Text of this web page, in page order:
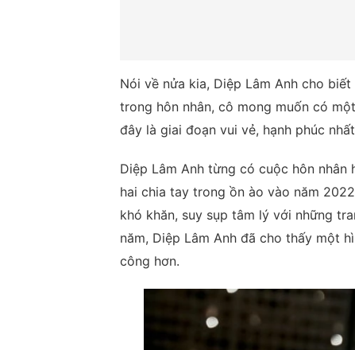
Nói về nửa kia, Diệp Lâm Anh cho
trong hôn nhân, cô mong muốn có
đây là giai đoạn vui vẻ, hạnh phúc
Diệp Lâm Anh từng có cuộc hôn
hai chia tay trong ồn ào vào năm
khó khăn, suy sụp tâm lý với những
năm, Diệp Lâm Anh đã cho thấy một
công hơn.